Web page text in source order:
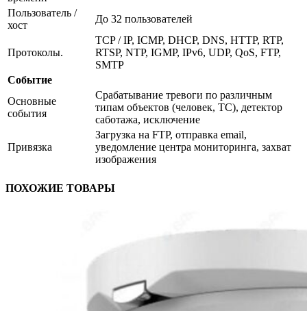
Пользователь /
хост
До 32 пользователей
Протоколы.
TCP / IP, ICMP, DHCP, DNS, HTTP, RTP,
RTSP, NTP, IGMP, IPv6, UDP, QoS, FTP,
SMTP
Событие
Основные
события
Срабатывание тревоги по различным
типам объектов (человек, ТС), детектор
саботажа, исключение
Привязка
Загрузка на FTP, отправка email,
уведомление центра мониторинга, захват
изображения
ПОХОЖИЕ ТОВАРЫ